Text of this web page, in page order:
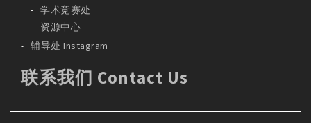
学术竞赛处
资源中心
辅导处 Instagram
联系我们 Contact Us